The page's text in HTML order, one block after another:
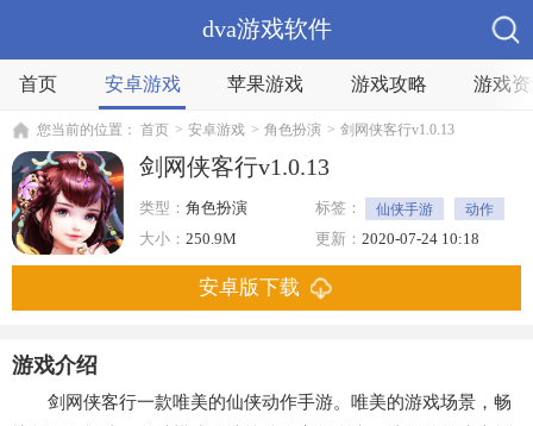
dva游戏软件
首页 安卓游戏 苹果游戏 游戏攻略 游戏
您当前的位置： 首页 > 安卓游戏 > 角色扮演 > 剑网侠客行v1.0.13
剑网侠客行v1.0.13
类型： 角色扮演 标签： 仙侠手游
动作
修真
大小： 250.9M 更新： 2020-07-24 10:18
安卓版下载
游戏介绍
剑网侠客行一款唯美的仙侠动作手游。唯美的游戏场景，畅